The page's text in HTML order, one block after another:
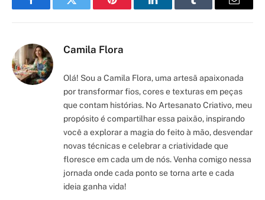
FacebookTwitter Pinterest LinkedInTumblr Email
Camila Flora
Olá! Sou a Camila Flora, uma artesã apaixonada
por transformar fios, cores e texturas em peças
que contam histórias. No Artesanato Criativo, meu
propósito é compartilhar essa paixão, inspirando
você a explorar a magia do feito à mão, desvendar
novas técnicas e celebrar a criatividade que
floresce em cada um de nós. Venha comigo nessa
jornada onde cada ponto se torna arte e cada
ideia ganha vida!